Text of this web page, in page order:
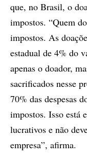
que, no Brasil, o
impostos. “Quem
impostos. As
estadual de 4% do
apenas o doador,
sacrificados nesse
70% das despesas
impostos. Isso está
lucrativos e não
empresa”, afirma.